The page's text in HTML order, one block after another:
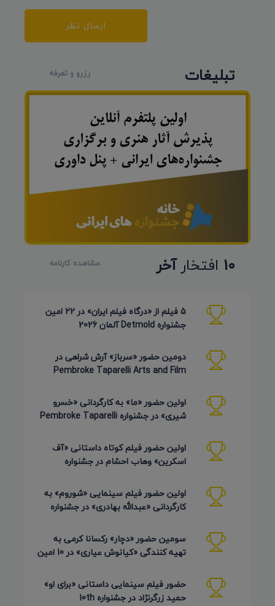
ارسال نظر
تبلیغات رزرو و تعرفه
10 افتخارآخر مشاهده کارنامه
5 فیلم از «درگاه فیلم ایران» در 22 امین
جشنواره Detmold آلمان 2026
دومین حضور «سرباز» آرش شراهی در
Pembroke Taparelli Arts and Film
اولین حضور «ما» به کارگردانی «خسرو
شیری» در جشنواره Pembroke Taparelli
اولین حضور فیلم کوتاه داستانی «آف
اسکرین» وهاب احشام در جشنواره
اولین حضور فیلم سینمایی «شوروم» به
کارگردانی «عبدالله بهادری» در جشنواره
سومین حضور «دچار» رکسانا کرمی به
تهیه کنندگی «کیانوش عیاری» در 10 امین
حضور فیلم سینمایی داستانی «برای او»
حمید زرگرنژاد در جشنواره 10th